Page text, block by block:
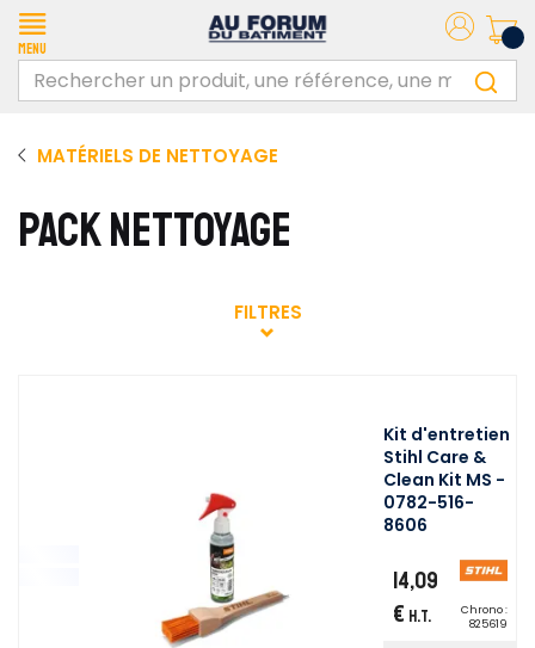
Menu
MATÉRIELS DE NETTOYAGE
PACK NETTOYAGE
FILTRES
Kit d'entretien
Stihl Care &
Clean Kit MS -
0782-516-
8606
14,09
€ H.T.
Chrono :
825619